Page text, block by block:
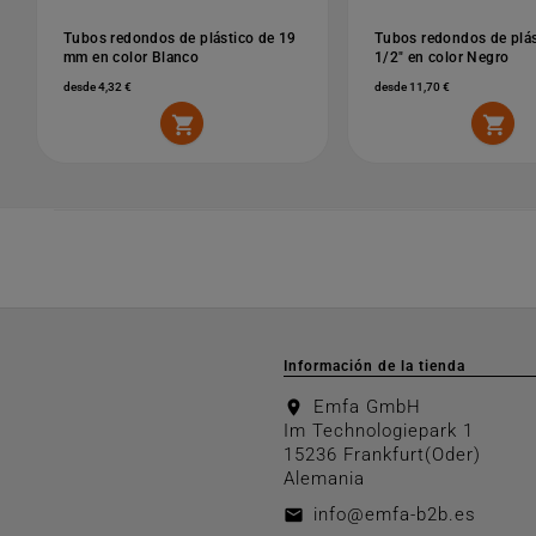
Tubos redondos de plástico de 19
mm en color Blanco
desde 4,32 €

Tubos redondos de
1/2" en color Negro
desde 11,70 €

Información de la tienda
location_on
Emfa GmbH
Im Technologiepark 1
15236 Frankfurt(Oder)
Alemania
email info@emfa-b2b.es